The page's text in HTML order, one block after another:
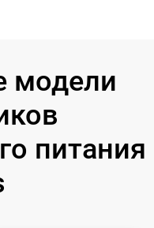
модели
питания